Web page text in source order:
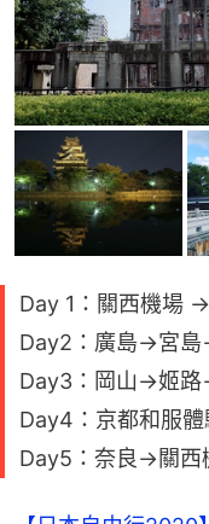
Day 1：關西機場
Day2：廣島→宮
Day3：岡山→姬路
Day4：京都和服
Day5：奈良→關